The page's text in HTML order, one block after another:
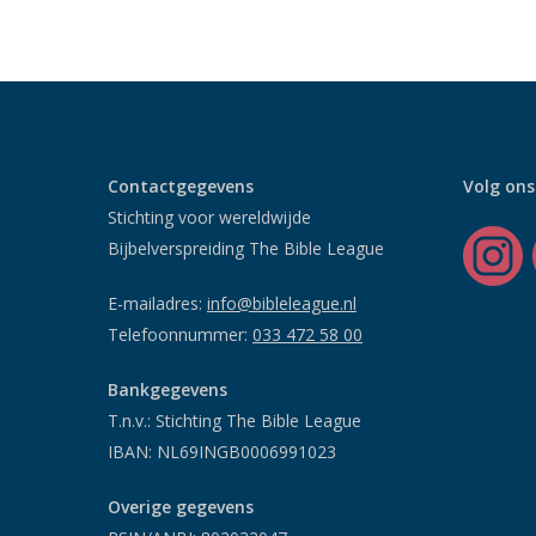
Contactgegevens
Stichting voor wereldwijde
Bijbelverspreiding The Bible League
E-mailadres: info@bibleleague.nl
Telefoonnummer: 033 472 58 00
Bankgegevens
T.n.v.: Stichting The Bible League
IBAN: NL69INGB0006991023
Overige gegevens
Volg